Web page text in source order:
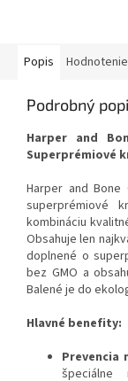
Popis Hodnotenie
Podrobný
Harper and
Superprémiové
Harper and
superprémiové
kombináciu
Obsahuje len
doplnené o
bez GMO a
Balené je do
Hlavné benefity:
Prevencia
špeciálne